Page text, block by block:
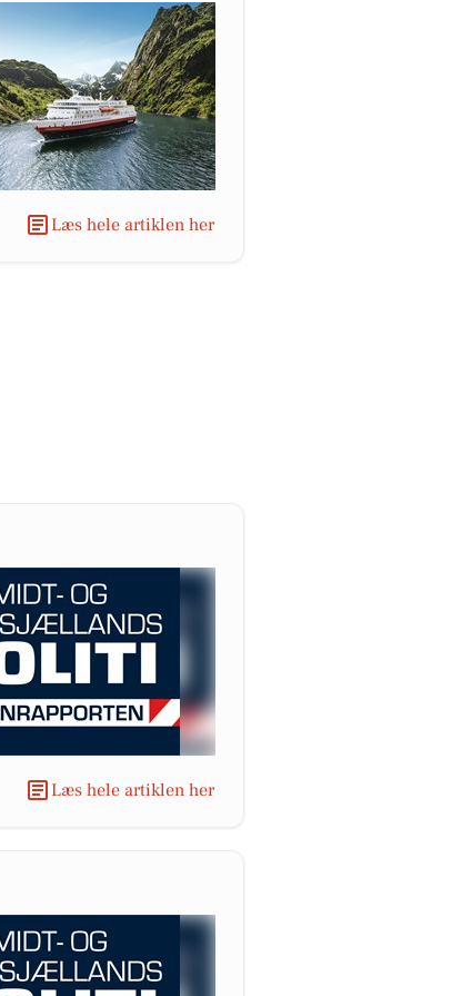
Læs hele artiklen her
Læs hele artiklen her